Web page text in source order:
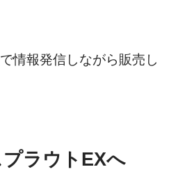
情報発信しながら販売し
ラウトEXへ